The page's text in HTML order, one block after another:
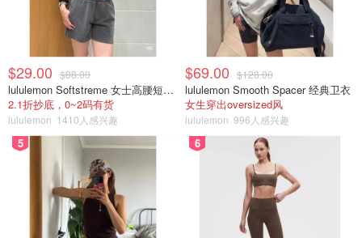
$29.00 $88.00
lululemon Softstreme 女士高腰短裤 10cm
2.1折抄底，0~2码有货
lululemon 1410人感兴趣
$69.00 $128.00
lululemon Smooth Spacer 经典卫衣
女生穿出oversized风
lululemon 996人感兴趣
5 6